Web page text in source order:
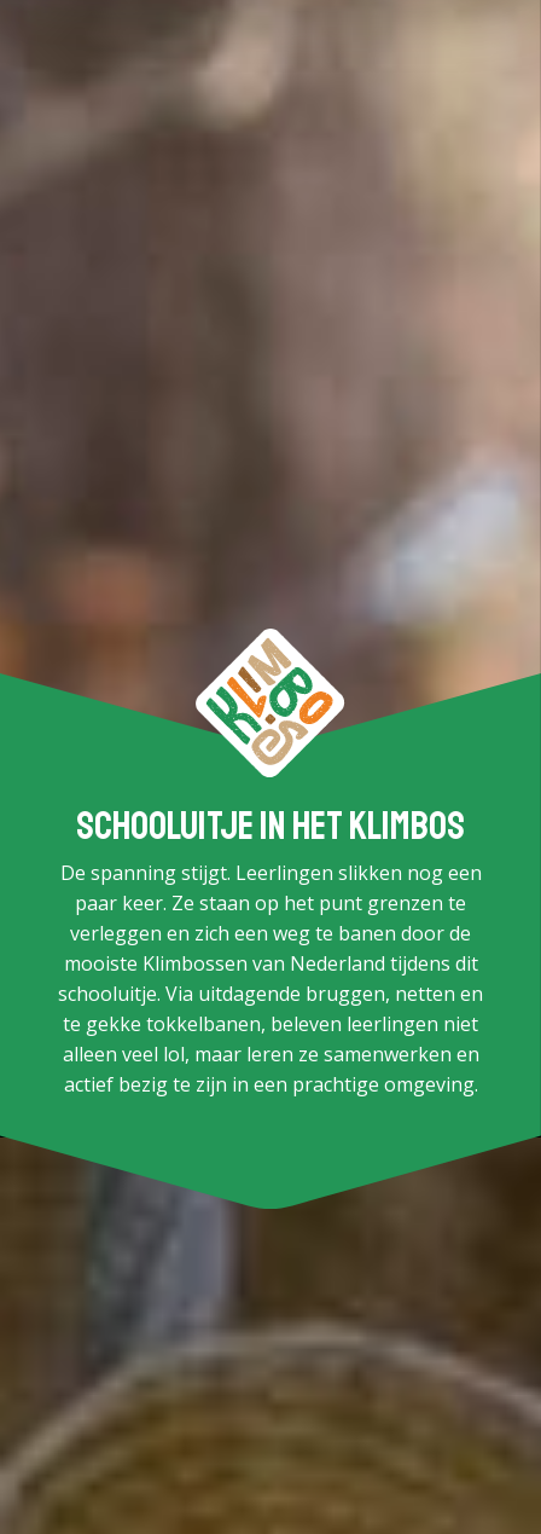
Schooluitje in het klimbos
De spanning stijgt. Leerlingen slikken nog een
paar keer. Ze staan op het punt grenzen te
verleggen en zich een weg te banen door de
mooiste Klimbossen van Nederland tijdens dit
schooluitje. Via uitdagende bruggen, netten en
te gekke tokkelbanen, beleven leerlingen niet
alleen veel lol, maar leren ze samenwerken en
actief bezig te zijn in een prachtige omgeving.